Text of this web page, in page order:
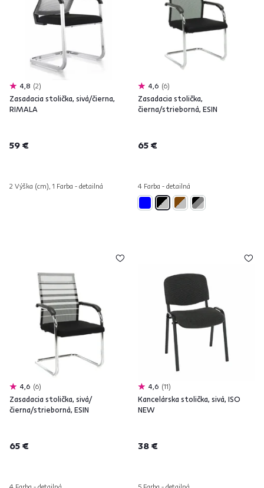
4,8 2
Zasadacia stolička, sivá/čierna,
RIMALA
59 €
2 Výška (cm), 1 Farba - detailná
4,6 6
Zasadacia stolička,
čierna/strieborná, ESIN
65 €
4 Farba - detailná
4,6 6
Zasadacia stolička, sivá/
čierna/strieborná, ESIN
65 €
4,6 11
Kancelárska stolička, sivá, ISO
NEW
38 €